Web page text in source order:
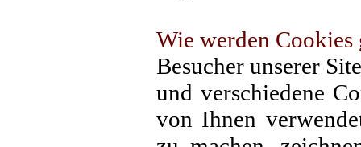
Wie werden Cookies
Besucher unserer
und verschiedene
von Ihnen